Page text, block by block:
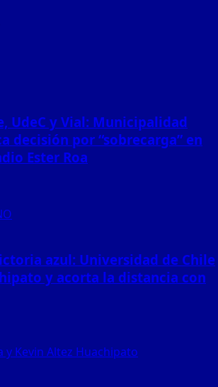
UdeC y Vial: Municipalidad
decisión por “sobrecarga” en
Ester Roa
azul: Universidad de Chile
y acorta la distancia con